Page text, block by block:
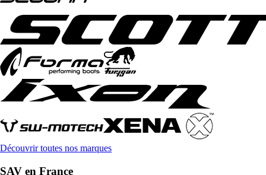
Découvrir toutes nos marques
SAV en France